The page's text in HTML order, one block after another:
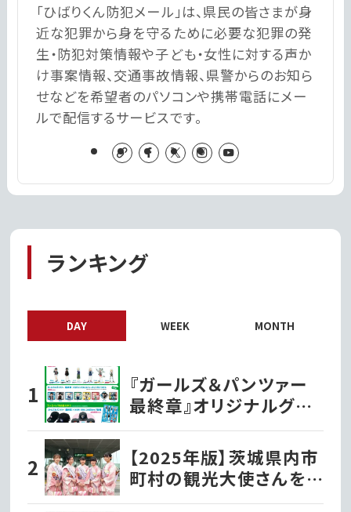
「ひばりくん防犯メール」は、県民の皆さまが身
近な犯罪から身を守るために必要な犯罪の発
生・防犯対策情報や子ども・女性に対する声か
け事案情報、交通事故情報、県警からのお知ら
せなどを希望者のパソコンや携帯電話にメー
ルで配信するサービスです。
ランキング
DAY WEEK MONTH
『ガールズ＆パンツァー
最終章』オリジナルグッ
ズ各種ファミリーマート
で発売開始!!
【2025年版】茨城県内市
町村の観光大使さんを
紹介！